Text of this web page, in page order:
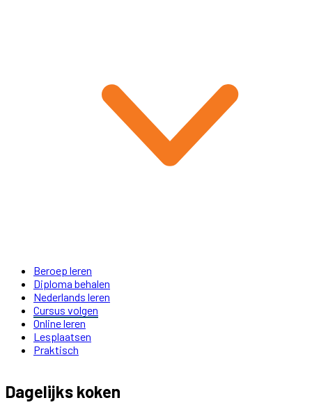
Beroep leren
Diploma behalen
Nederlands leren
Cursus volgen
Online leren
Lesplaatsen
Praktisch
Dagelijks koken